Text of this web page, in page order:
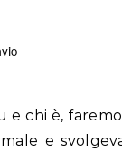
e chi è,
e